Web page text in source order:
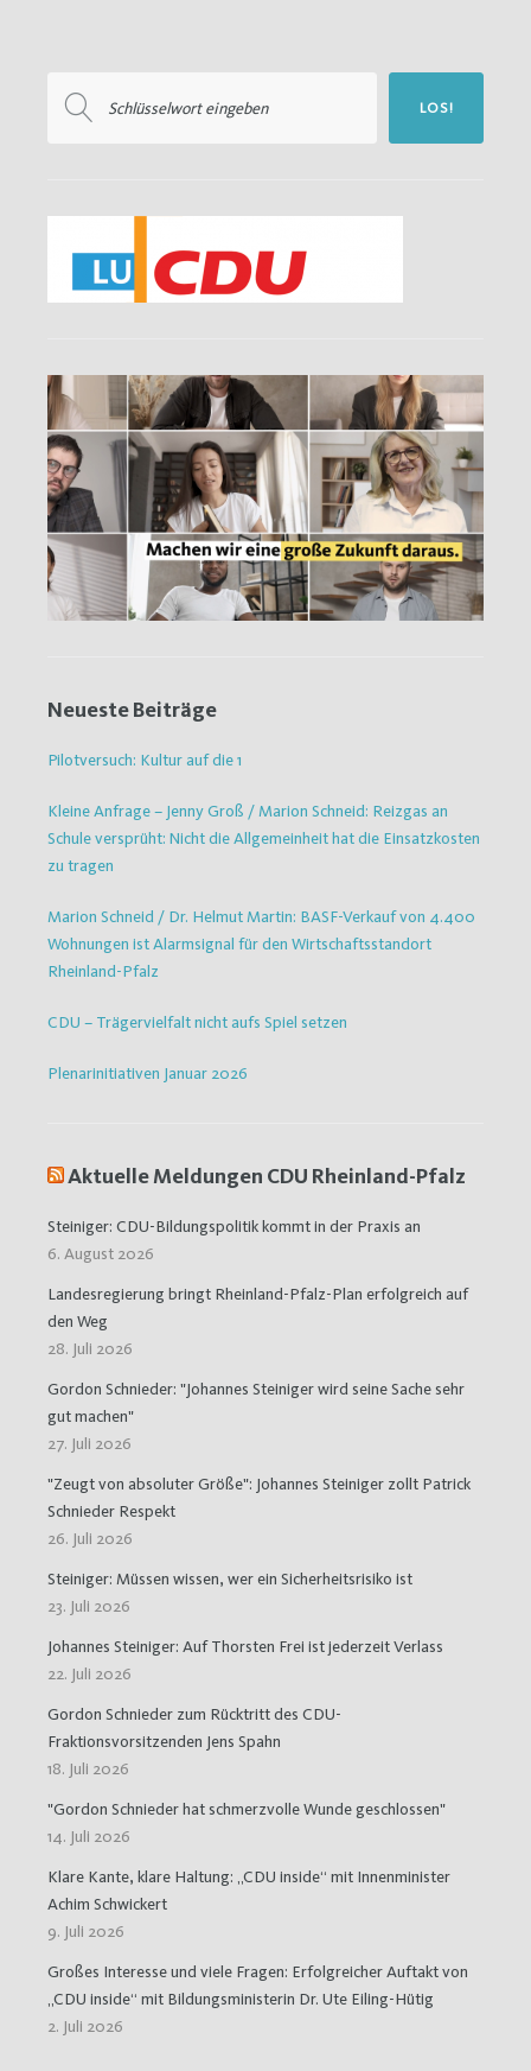
nach:
LOS!
Neueste Beiträge
Pilotversuch: Kultur auf die 1
Kleine Anfrage – Jenny Groß / Marion Schneid: Reizgas an
Schule versprüht: Nicht die Allgemeinheit hat die Einsatzkosten
zu tragen
Marion Schneid / Dr. Helmut Martin: BASF-Verkauf von 4.400
Wohnungen ist Alarmsignal für den Wirtschaftsstandort
Rheinland-Pfalz
CDU – Trägervielfalt nicht aufs Spiel setzen
Plenarinitiativen Januar 2026
Aktuelle Meldungen CDU Rheinland-Pfalz
Steiniger: CDU-Bildungspolitik kommt in der Praxis an
6. August 2026
Landesregierung bringt Rheinland-Pfalz-Plan erfolgreich auf
den Weg
28. Juli 2026
Gordon Schnieder: "Johannes Steiniger wird seine Sache sehr
gut machen"
27. Juli 2026
"Zeugt von absoluter Größe": Johannes Steiniger zollt Patrick
Schnieder Respekt
26. Juli 2026
Steiniger: Müssen wissen, wer ein Sicherheitsrisiko ist
23. Juli 2026
Johannes Steiniger: Auf Thorsten Frei ist jederzeit Verlass
22. Juli 2026
Gordon Schnieder zum Rücktritt des CDU-
Fraktionsvorsitzenden Jens Spahn
18. Juli 2026
"Gordon Schnieder hat schmerzvolle Wunde geschlossen"
14. Juli 2026
Klare Kante, klare Haltung: „CDU inside“ mit Innenminister
Achim Schwickert
9. Juli 2026
Großes Interesse und viele Fragen: Erfolgreicher Auftakt von
„CDU inside“ mit Bildungsministerin Dr. Ute Eiling-Hütig
2. Juli 2026